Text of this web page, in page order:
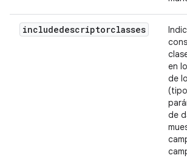
includedescriptorclasses
en
de
de